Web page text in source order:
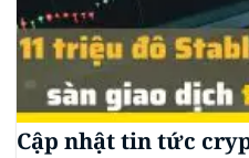
Cập nhật tin tức